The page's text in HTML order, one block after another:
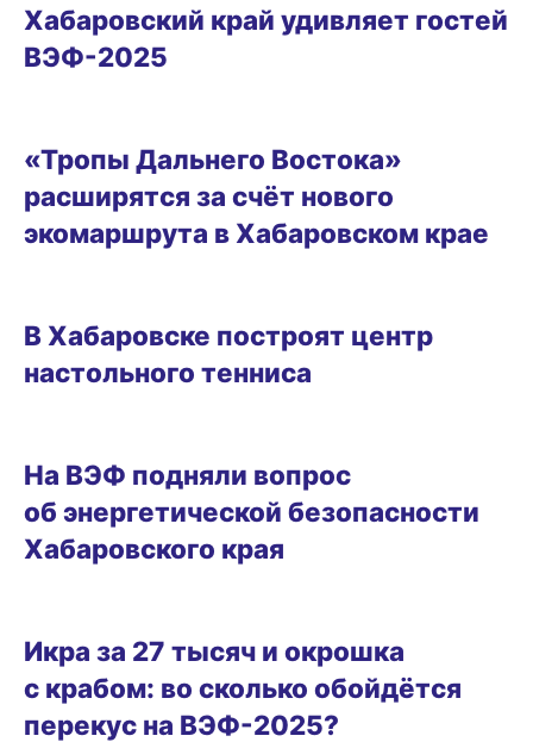
Хабаровский край удивляет гостей
ВЭФ-2025
«Тропы Дальнего Востока»
расширятся за счёт нового
экомаршрута в Хабаровском крае
В Хабаровске построят центр
настольного тенниса
На ВЭФ подняли вопрос
об энергетической безопасности
Хабаровского края
Икра за 27 тысяч и окрошка
с крабом: во сколько обойдётся
перекус на ВЭФ-2025?